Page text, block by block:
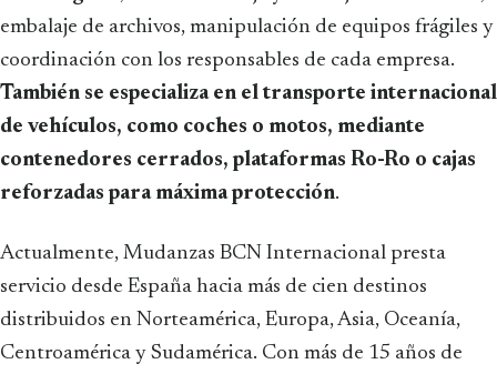
embalaje de archivos, manipulación de equipos frágiles y
coordinación con los responsables de cada empresa.
También se especializa en el transporte internacional
de vehículos, como coches o motos, mediante
contenedores cerrados, plataformas Ro-Ro o cajas
reforzadas para máxima protección.
Actualmente, Mudanzas BCN Internacional presta
servicio desde España hacia más de cien destinos
distribuidos en Norteamérica, Europa, Asia, Oceanía,
Centroamérica y Sudamérica. Con más de 15 años de